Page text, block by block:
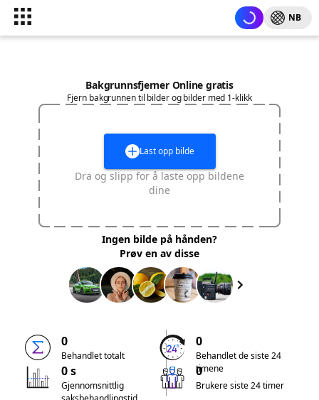
NB
Bakgrunnsfjerner Online gratis
Fjern bakgrunnen til bilder og bilder med 1-klikk
Last opp bilde
Dra og slipp for å laste opp bildene
dine
Ingen bilde på hånden?
Prøv en av disse
0
Behandlet totalt
0
Behandlet de siste 24
timene
0 s
Gjennomsnittlig
0
Brukere siste 24 timer